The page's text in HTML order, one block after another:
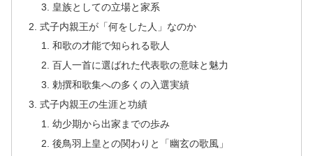
皇族としての立場と家系
式子内親王が「何をした人」なのか
和歌の才能で知られる歌人
百人一首に選ばれた代表歌の意味と魅力
勅撰和歌集への多くの入選実績
式子内親王の生涯と功績
幼少期から出家までの歩み
後鳥羽上皇との関わりと「幽玄の歌風」